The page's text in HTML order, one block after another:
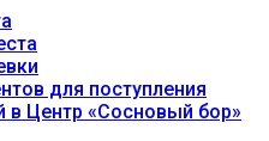
для поступления
в Центр «Сосновый бор»